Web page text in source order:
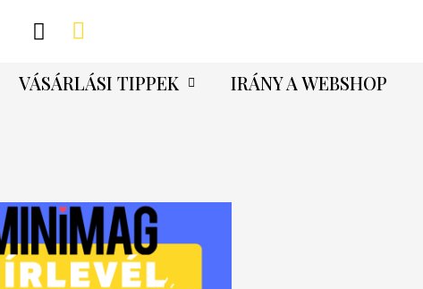
VÁSÁRLÁSI TIPPEK
IRÁNY A WEBSHOP